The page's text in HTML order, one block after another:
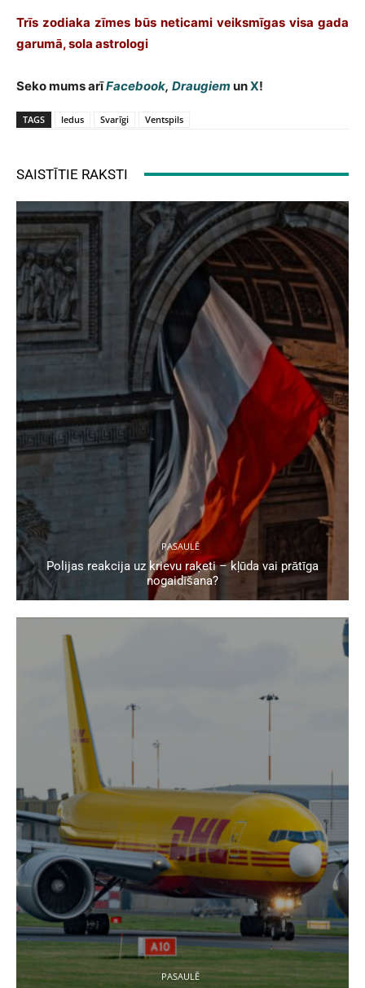
Trīs zodiaka zīmes būs neticami veiksmīgas visa gada
garumā, sola astrologi
Seko mums arīFacebook, Draugiem unX!
TAGS ledus Svarīgi Ventspils
SAISTĪTIE RAKSTI
PASAULĒ
Polijas reakcija uz krievu raķeti – kļūda vai prātīga
nogaidīšana?
PASAULĒ